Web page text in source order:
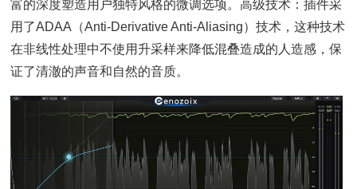
富的深度塑造用户独特风格的微调选项。高级技术：插件采
用了ADAA（Anti-Derivative Anti-Aliasing）技术，这种技术
在非线性处理中不使用升采样来降低混叠造成的人造感，保
证了清澈的声音和自然的音质。